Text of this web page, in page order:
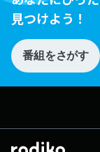
見つけよう！
番組をさがす